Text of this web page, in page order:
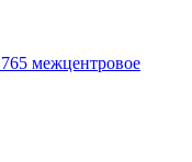
межцентровое